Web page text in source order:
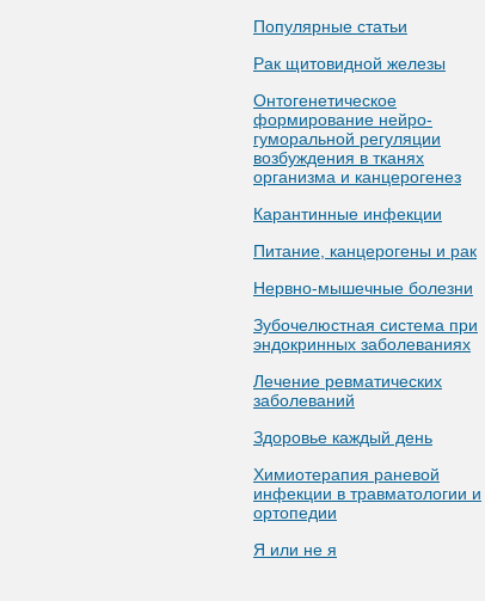
Популярные статьи
Рак щитовидной железы
Онтогенетическое
формирование нейро-
гуморальной регуляции
возбуждения в тканях
организма и канцерогенез
Карантинные инфекции
Питание, канцерогены и рак
Нервно-мышечные болезни
Зубочелюстная система при
эндокринных заболеваниях
Лечение ревматических
заболеваний
Здоровье каждый день
Химиотерапия раневой
инфекции в травматологии и
ортопедии
Я или не я